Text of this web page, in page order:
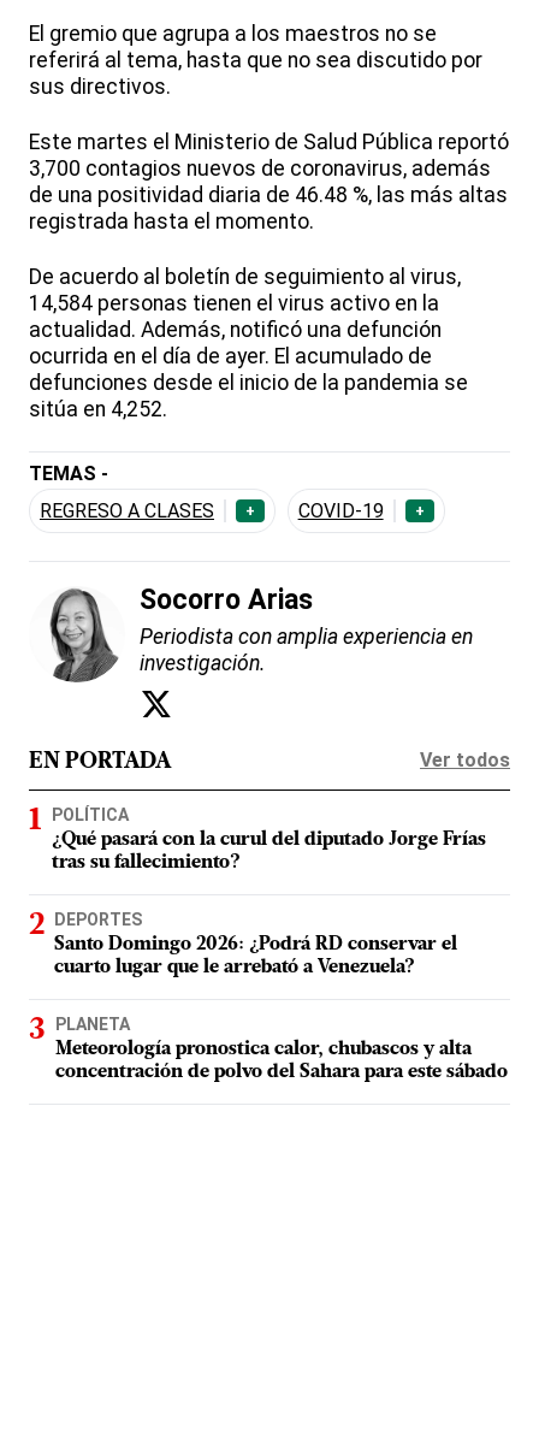
El gremio que agrupa a los maestros no se
referirá al tema, hasta que no sea discutido por
sus directivos.
Este martes el Ministerio de Salud Pública reportó
3,700 contagios nuevos de coronavirus, además
de una positividad diaria de 46.48 %, las más altas
registrada hasta el momento.
De acuerdo al boletín de seguimiento al virus,
14,584 personas tienen el virus activo en la
actualidad. Además, notificó una defunción
ocurrida en el día de ayer. El acumulado de
defunciones desde el inicio de la pandemia se
sitúa en 4,252.
TEMAS -
REGRESO A CLASES
+ COVID-19 +
Socorro Arias
Periodista con amplia experiencia en
investigación.
EN PORTADA Ver todos
POLÍTICA
¿Qué pasará con la curul del diputado Jorge Frías
tras su fallecimiento?
DEPORTES
Santo Domingo 2026: ¿Podrá RD conservar el
cuarto lugar que le arrebató a Venezuela?
PLANETA
Meteorología pronostica calor, chubascos y alta
concentración de polvo del Sahara para este sábado